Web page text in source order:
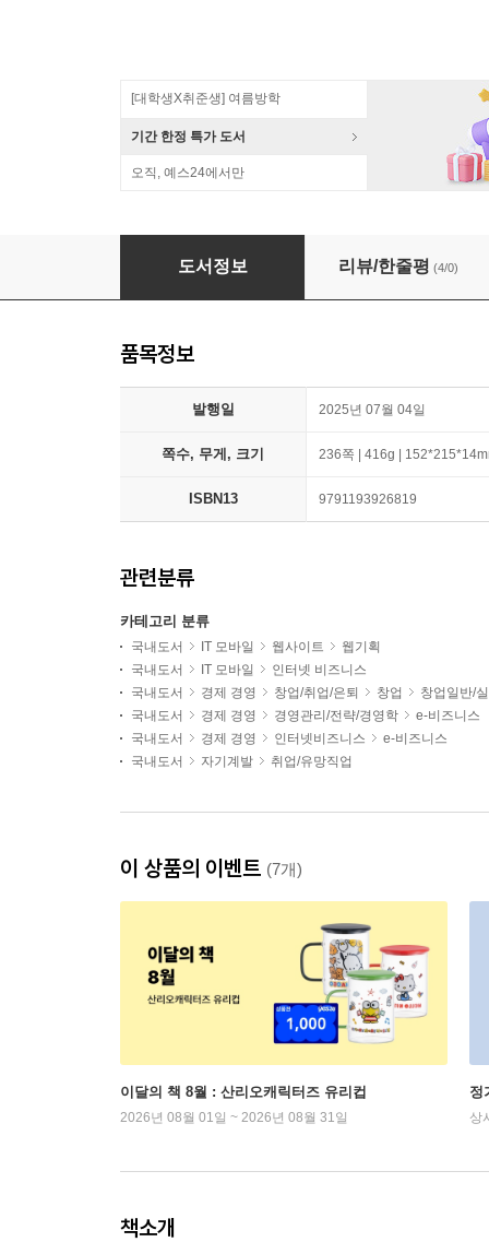
[대학생X취준생] 여름방학
기간 한정 특가 도서
오직, 예스24에서만
세균무기의 스타트업 바운스백
도서정보 리뷰/한줄평 (4/0)
품목정보
발행일 2025년 07월 04일
쪽수, 무게, 크기 236쪽 | 416g |
ISBN13 9791193926819
관련분류
카테고리 분류
국내도서 IT 모바일 웹사이트
웹기획
국내도서
IT 모바일
인터넷 비즈니스
국내도서
경제 경영 창업/취업/은퇴 창업
창업일반/
국내도서
경제 경영 경영관리/전략/경영학
e-비즈니스
국내도서
경제 경영 인터넷비즈니스
e-비즈니스
국내도서
자기계발 취업/유망직업
이 상품의 이벤트 (7개)
이달의 책 8월 : 산리오캐릭터즈 유리컵
2026년 08월 01일 ~ 2026년 08월 31일
정
상
책소개